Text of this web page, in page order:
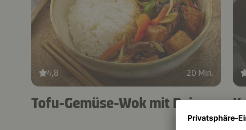
4,8 20 Min.
Tofu-Gemüse-Wok mit Reis